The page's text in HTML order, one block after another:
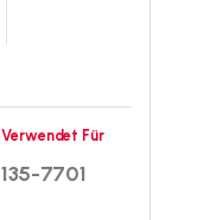
Verwendet Für
135-7701